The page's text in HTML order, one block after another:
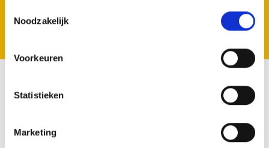
Noodzakelijk
Voorkeuren
Statistieken
Marketing